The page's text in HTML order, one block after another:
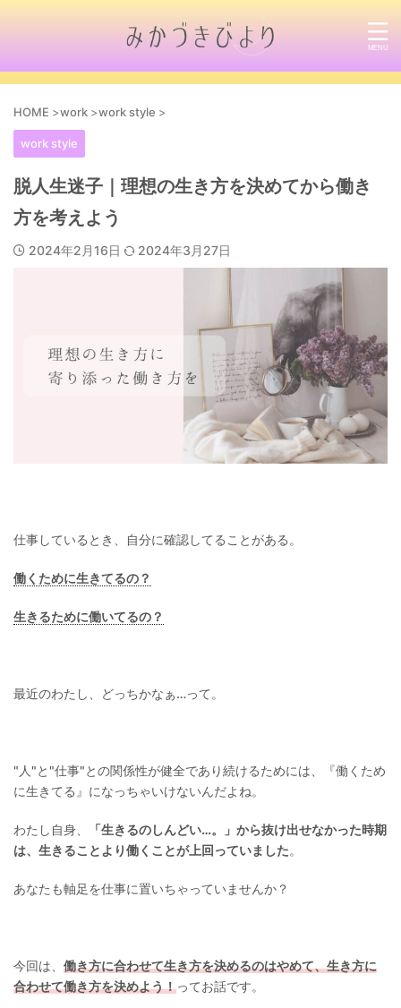
HOME >work >work style >
work style
脱人生迷子｜理想の生き方を決めてから働き
方を考えよう
2024年2月16日 2024年3月27日
仕事しているとき、自分に確認してることがある。
働くために生きてるの？
生きるために働いてるの？
最近のわたし、どっちかなぁ…って。
"人"と"仕事"との関係性が健全であり続けるためには、『働くため
に生きてる』になっちゃいけないんだよね。
わたし自身、
「生きるのしんどい…。」から抜け出せなかった時期
は、生きることより働くことが上回っていました。
あなたも軸足を仕事に置いちゃっていませんか？
今回は、 働き方に合わせて生き方を決めるのはやめて、生き方に
合わせて働き方を決めよう！ってお話です。